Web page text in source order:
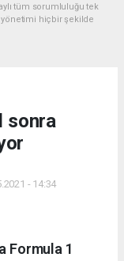
tüm sorumluluğu tek
yönetimi hiçbir şekilde
sonra
- 14:34
Formula 1